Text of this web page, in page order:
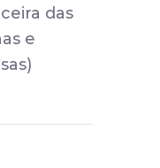
das
e